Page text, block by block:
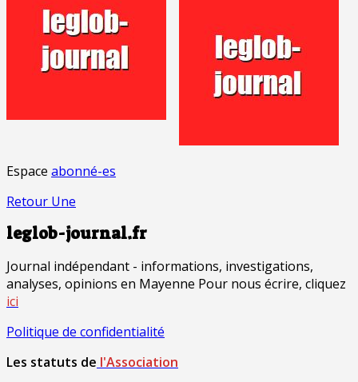
Espace abonné-es
Retour Une
leglob-journal.fr
Journal indépendant - informations, investigations,
analyses, opinions en Mayenne Pour nous écrire, cliquez
ici
Politique de confidentialité
Les statuts de l'Association